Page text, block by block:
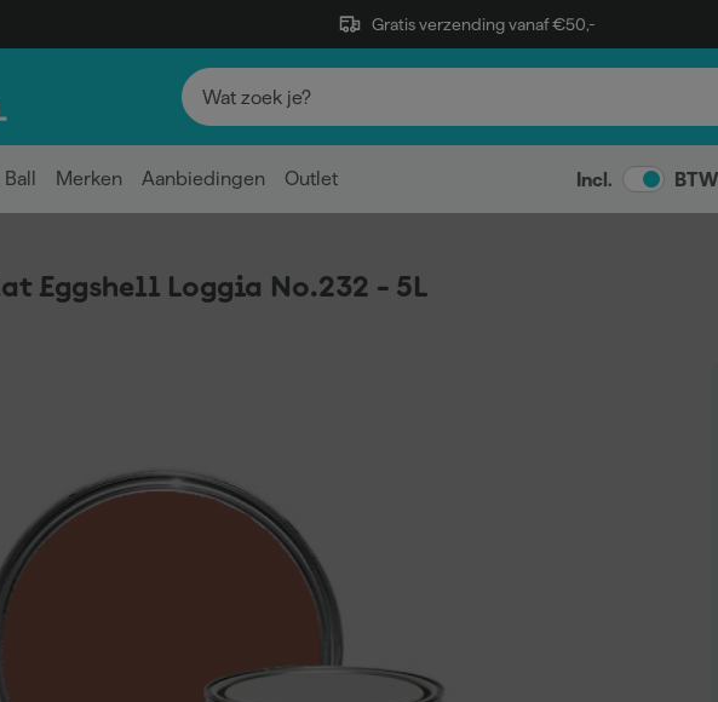
Gratis verzending vanaf €50,-
Merken Aanbiedingen Outlet Incl. BTW
Eggshell Loggia No.232 - 5L